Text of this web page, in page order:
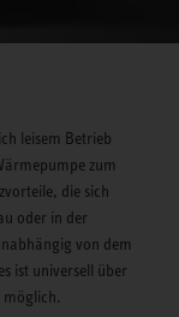
leisem Betrieb
zum
die sich
oder in der
von dem
ist universell über
möglich.